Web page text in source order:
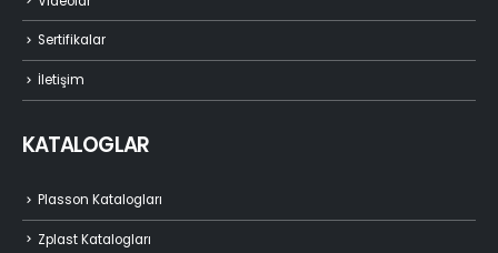
Videolar
Sertifikalar
İletişim
KATALOGLAR
Plasson Katalogları
Zplast Katalogları